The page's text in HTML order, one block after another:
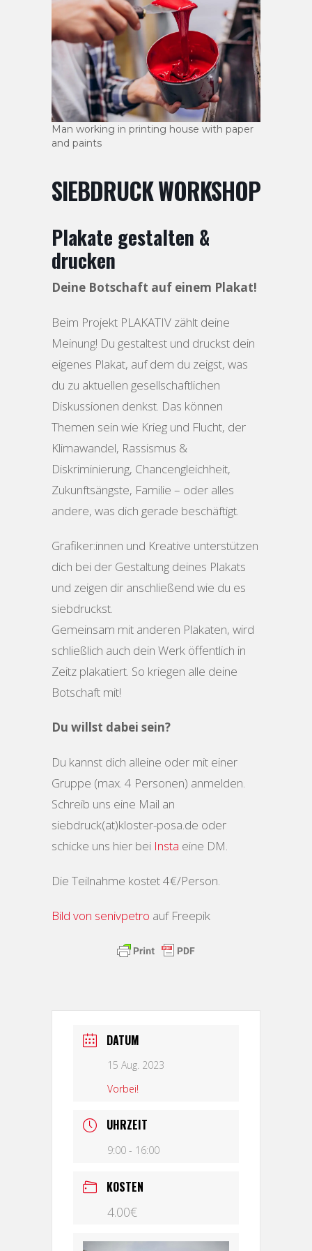
Man working in printing house with paper
and paints
SIEBDRUCK WORKSHOP
Plakate gestalten &
drucken
Deine Botschaft auf einem Plakat!
Beim Projekt PLAKATIV zählt deine
Meinung! Du gestaltest und druckst dein
eigenes Plakat, auf dem du zeigst, was
du zu aktuellen gesellschaftlichen
Diskussionen denkst. Das können
Themen sein wie Krieg und Flucht, der
Klimawandel, Rassismus &
Diskriminierung, Chancengleichheit,
Zukunftsängste, Familie – oder alles
andere, was dich gerade beschäftigt.
Grafiker:innen und Kreative unterstützen
dich bei der Gestaltung deines Plakats
und zeigen dir anschließend wie du es
siebdruckst.
Gemeinsam mit anderen Plakaten, wird
schließlich auch dein Werk öffentlich in
Zeitz plakatiert. So kriegen alle deine
Botschaft mit!
Du willst dabei sein?
Du kannst dich alleine oder mit einer
Gruppe (max. 4 Personen) anmelden.
Schreib uns eine Mail an
siebdruck(at)kloster-posa.de oder
schicke uns hier bei Insta eine DM.
Die Teilnahme kostet 4€/Person.
Bild von senivpetro auf Freepik
DATUM
15 Aug. 2023
Vorbei!
UHRZEIT
9:00 - 16:00
KOSTEN
4.00€